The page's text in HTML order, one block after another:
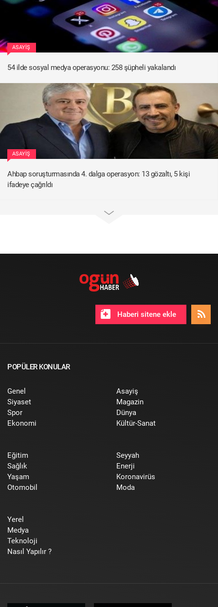
ASAYIŞ
54 ilde sosyal medya operasyonu: 258 şüpheli yakalandı
ASAYIŞ
Ahbap soruşturmasında 4. dalga operasyon: 13 gözaltı, 5 kişi
ifadeye çağrıldı
Haberi sitene ekle
POPÜLER KONULAR
Genel
Siyaset
Spor
Ekonomi
Asayiş
Magazin
Dünya
Kültür-Sanat
Eğitim
Sağlık
Yaşam
Otomobil
Seyyah
Enerji
Koronavirüs
Moda
Yerel
Medya
Teknoloji
Nasıl Yapılır ?